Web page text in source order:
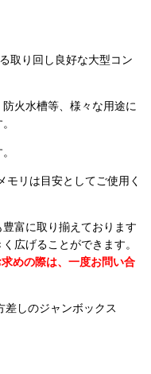
取り回し良好な大型コン
火水槽等、様々な用途に
リは目安としてご使用く
富に取り揃えております
広げることができます。
めの際は、一度お問い合
しのジャンボックス